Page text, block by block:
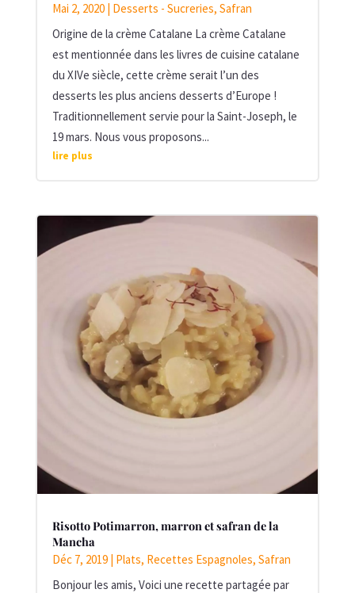
Mai 2, 2020| Desserts - Sucreries, Safran
Origine de la crème Catalane La crème Catalane
est mentionnée dans les livres de cuisine catalane
du XIVe siècle, cette crème serait l’un des
desserts les plus anciens desserts d’Europe !
Traditionnellement servie pour la Saint-Joseph, le
19 mars. Nous vous proposons...
lire plus
Risotto Potimarron, marron et safran de la
Mancha
Déc 7, 2019| Plats, Recettes Espagnoles, Safran
Bonjour les amis, Voici une recette partagée par